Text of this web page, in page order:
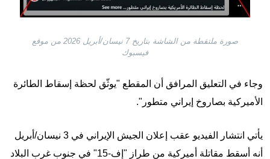
صورة ملتقطة من الشاشة بتاريخ 7 نيسان/أبريل 2026 من موقع
فيسبوك
وجاء في التعليق المرافق أن المقطع "يوثّق لحظة إسقاط الطائرة
الأميركية بصاروخ إيراني متطور".
يأتي انتشار الفيديو عقب إعلان الجيش الإيراني في 3 نيسان/أبريل
أنه أسقط مقاتلة أميركية من طراز "إف-15" في جنوب غرب البلاد